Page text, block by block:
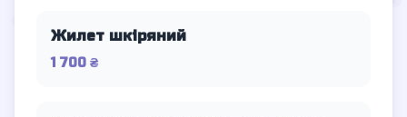
Жилет шкіряний
1 700 ₴